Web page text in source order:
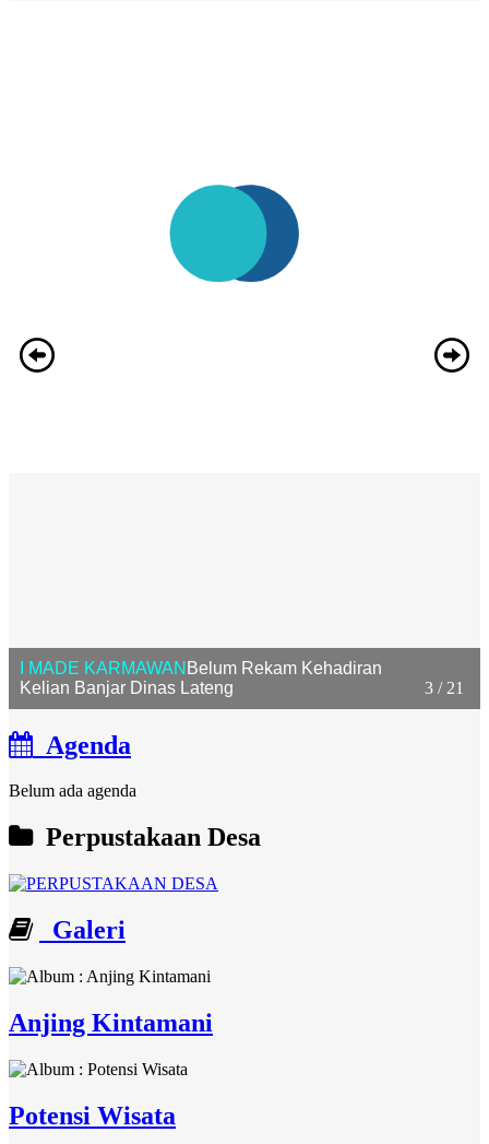
3 / 21
I MADE KARMAWAN Belum Rekam Kehadiran
Kelian Banjar Dinas Lateng
Agenda
Belum ada agenda
Perpustakaan Desa
Galeri
Anjing Kintamani
Potensi Wisata